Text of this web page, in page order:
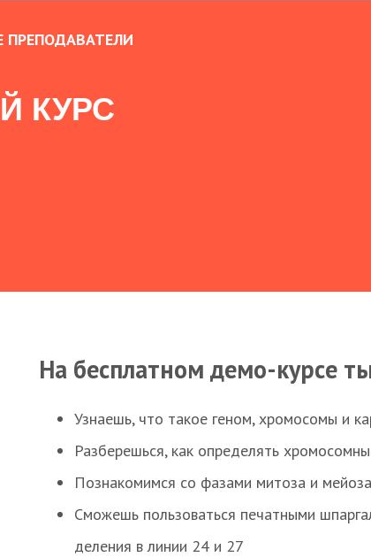
ПРЕПОДАВАТЕЛИ
КУРС
На бесплатном демо-курсе
Узнаешь, что такое геном, хромосомы и
Разберешься, как определять
Познакомимся со фазами митоза и
Сможешь пользоваться печатными
деления в линии 24 и 27